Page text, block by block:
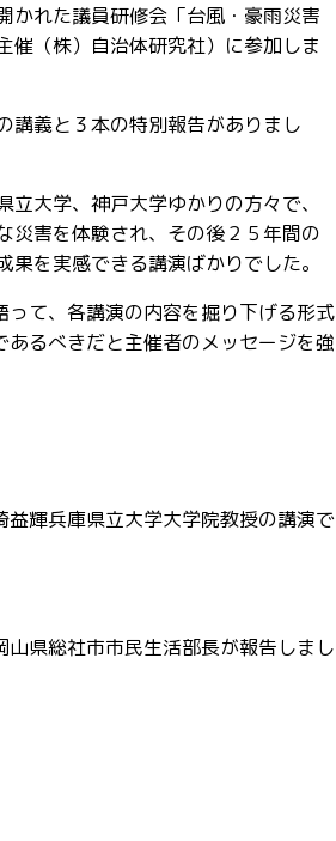
かれた議員研修会「台風・豪雨災害
催（株）自治体研究社）に参加しま
講義と３本の特別報告がありまし
立大学、神戸大学ゆかりの方々で、
災害を体験され、その後２５年間の
果を実感できる講演ばかりでした。
て、各講演の内容を掘り下げる形式
るべきだと主催者のメッセージを強
輝兵庫県立大学大学院教授の講演で
県総社市市民生活部長が報告しまし